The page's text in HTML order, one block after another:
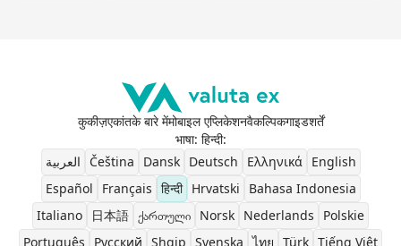
कुकीज़एकांतके बारे मेंमोबाइल एप्लिकेशनवैकल्पिकगाइडशर्तें
भाषा: हिन्दी:
العربية
Čeština Dansk Deutsch Ελληνικά
English
Español
Français हिन्दी Hrvatski
Bahasa Indonesia
Italiano
日本語 ქართული Norsk Nederlands
Polskie
Português
Pусский Shqip Svenska ไทย Türk Tiếng Việt